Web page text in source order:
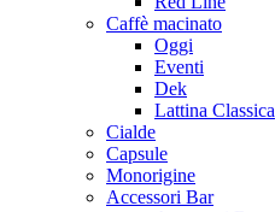
Caffè macinato
Oggi
Eventi
Dek
Lattina Classica
Cialde
Capsule
Monorigine
Accessori Bar